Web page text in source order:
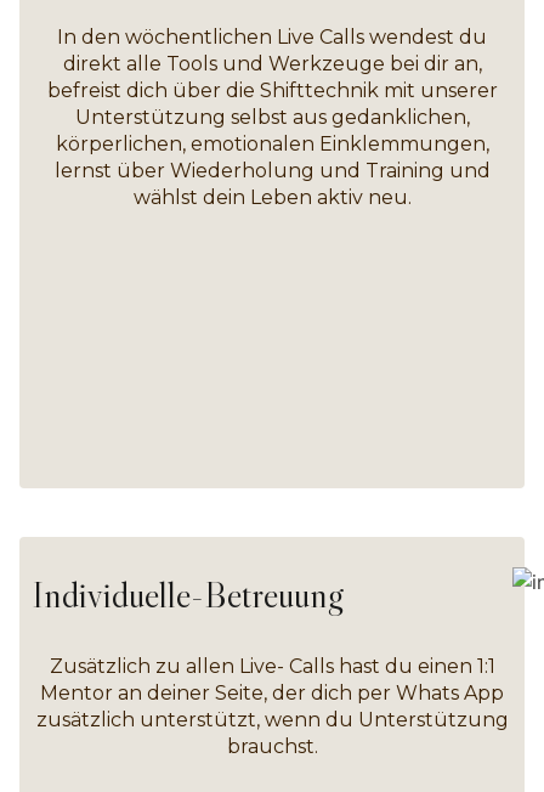
In den wöchentlichen Live Calls wendest du
direkt alle Tools und Werkzeuge bei dir an,
befreist dich über die Shifttechnik mit unserer
Unterstützung selbst aus gedanklichen,
körperlichen, emotionalen Einklemmungen,
lernst über Wiederholung und Training und
wählst dein Leben aktiv neu.
Individuelle-Betreuung
Zusätzlich zu allen Live- Calls hast du einen 1:1
Mentor an deiner Seite, der dich per Whats App
zusätzlich unterstützt, wenn du Unterstützung
brauchst.